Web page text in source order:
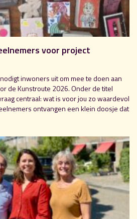
voor project
inwoners uit om mee te doen aan
de Kunstroute 2026. Onder de titel
centraal: wat is voor jou zo waardevol
ontvangen een klein doosje dat